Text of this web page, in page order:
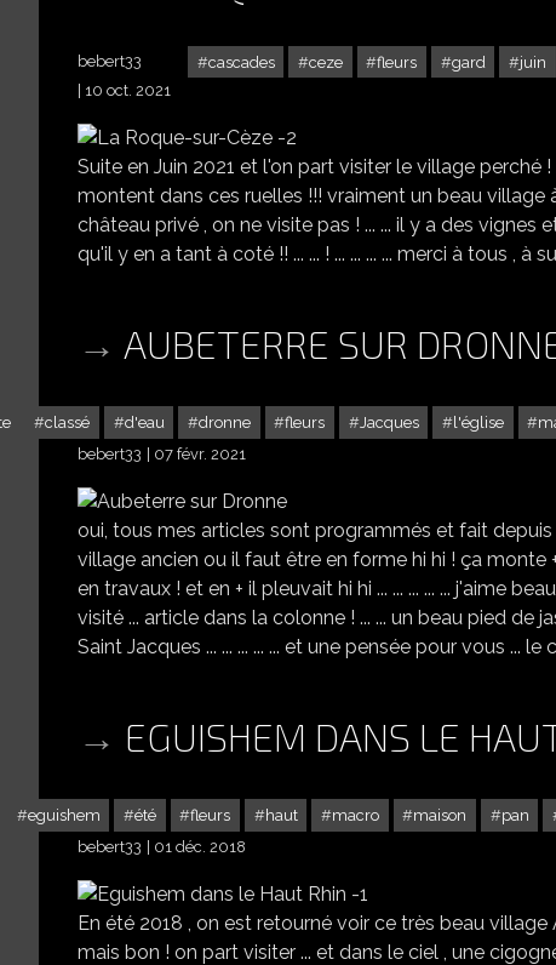
cascades ceze fleurs gard juin
bebert33
10 oct. 2021
Suite en Juin 2021 et l'on part visiter le village perché !
montent dans ces ruelles !!! vraiment un beau village à
château privé , on ne visite pas ! ... ... il y a des vignes
qu'il y en a tant à coté !! ... ... ! ... ... ... ... merci à tous , à
AUBETERRE SUR
classé d'eau dronne fleurs Jacques l'église
bebert33
07 févr. 2021
oui, tous mes articles sont programmés et fait
village ancien ou il faut être en forme hi hi ! ça
en travaux ! et en + il pleuvait hi hi ... ... ... ... ... j'aime
visité ... article dans la colonne ! ... ... un beau pied de
Saint Jacques ... ... ... ... ... et une pensée pour vous ...
EGUISHEM DANS LE
eguishem été fleurs haut macro maison pan
bebert33
01 déc. 2018
En été 2018 , on est retourné voir ce très beau village
mais bon ! on part visiter ... et dans le ciel , une